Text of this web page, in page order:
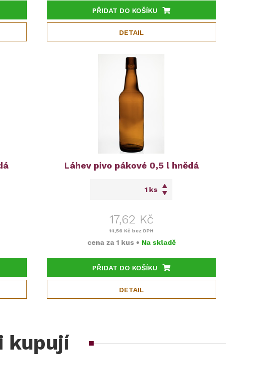
PŘIDAT DO KOŠÍKU
DETAIL
Láhev pivo pákové 0,5 l hnědá
ks
17,62 Kč
14,56 Kč bez DPH
cena za 1 kus • Na skladě
PŘIDAT DO KOŠÍKU
DETAIL
kupují